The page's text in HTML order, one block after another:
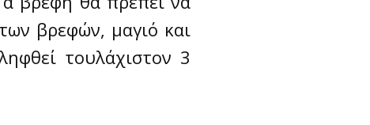
βρεφών, μαγιό και
τουλάχιστον 3